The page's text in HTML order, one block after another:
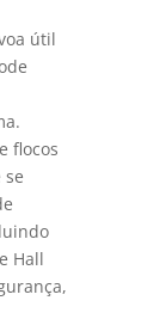
útil
flocos
se
Hall